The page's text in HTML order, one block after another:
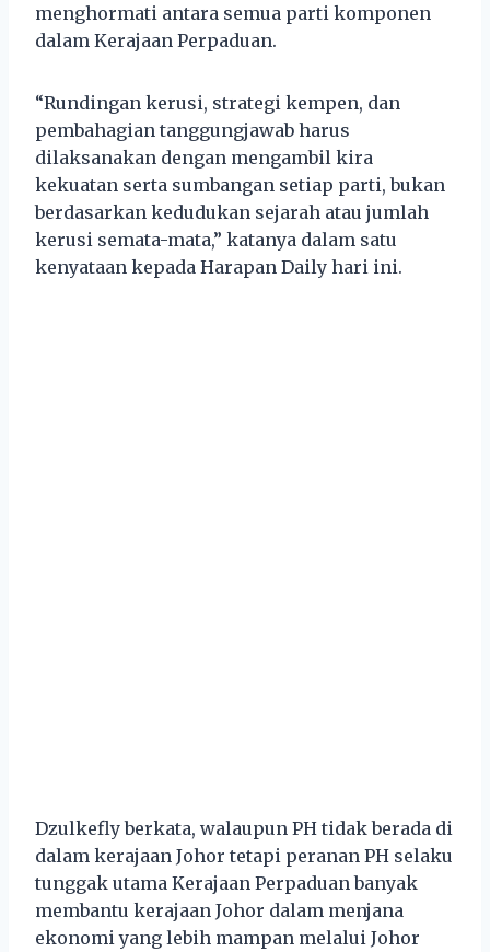
menghormati antara semua parti komponen
dalam Kerajaan Perpaduan.
“Rundingan kerusi, strategi kempen, dan
pembahagian tanggungjawab harus
dilaksanakan dengan mengambil kira
kekuatan serta sumbangan setiap parti, bukan
berdasarkan kedudukan sejarah atau jumlah
kerusi semata-mata,” katanya dalam satu
kenyataan kepada Harapan Daily hari ini.
Dzulkefly berkata, walaupun PH tidak berada di
dalam kerajaan Johor tetapi peranan PH selaku
tunggak utama Kerajaan Perpaduan banyak
membantu kerajaan Johor dalam menjana
ekonomi yang lebih mampan melalui Johor